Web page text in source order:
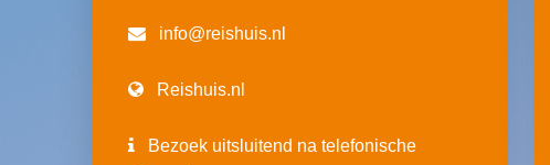
info@reishuis.nl
Reishuis.nl
Bezoek uitsluitend na telefonische